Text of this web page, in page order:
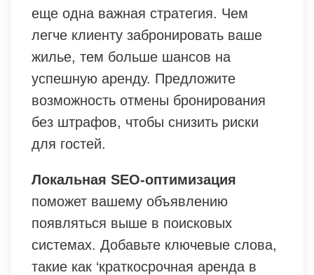
еще одна важная стратегия. Чем
легче клиенту забронировать ваше
жилье, тем больше шансов на
успешную аренду. Предложите
возможность отмены бронирования
без штрафов, чтобы снизить риски
для гостей.
Локальная SEO-оптимизация
поможет вашему объявлению
появляться выше в поисковых
системах. Добавьте ключевые слова,
такие как ‘краткосрочная аренда в